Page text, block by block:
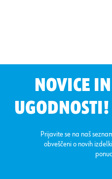
NOVICE
UGODNOSTI!
Prijavite se na naš
obveščeni o novih